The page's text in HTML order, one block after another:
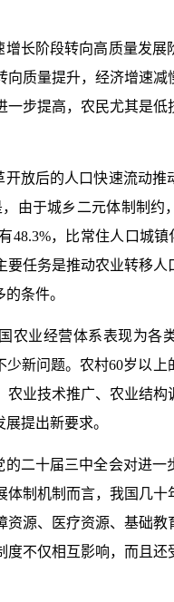
长阶段转向高质量发
质量提升，经济增速
步提高，农民尤其是
放后的人口快速流动推
由于城乡二元体制制约
48.3%，比常住人口城镇
任务是推动农业转移
条件。
农业经营体系表现为各
少新问题。农村60岁以上
业技术推广、农业结
提出新要求。
二十届三中全会对进
制机制而言，我国几
源、医疗资源、基础
不仅相互影响，而且